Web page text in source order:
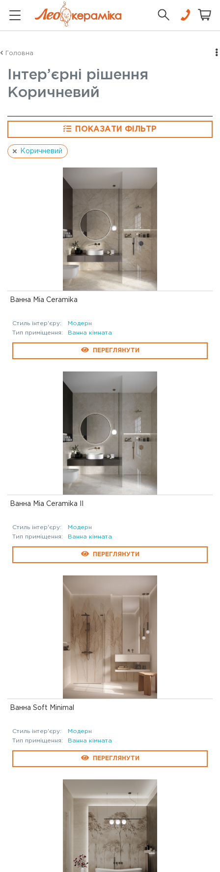
Головна
Інтер’єрні рішення
Коричневий
ПОКАЗАТИ ФІЛЬТР
Коричневий
Ванна Mia Ceramika
Стиль інтер'єру:
Модерн
Тип приміщення:
Ванна кімната
ПЕРЕГЛЯНУТИ
Ванна Mia Ceramika II
Стиль інтер'єру:
Модерн
Тип приміщення:
Ванна кімната
ПЕРЕГЛЯНУТИ
Ванна Soft Minimal
Стиль інтер'єру:
Модерн
Тип приміщення:
Ванна кімната
ПЕРЕГЛЯНУТИ